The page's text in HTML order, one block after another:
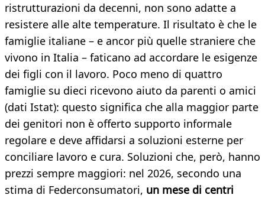
ristrutturazioni da decenni, non sono adatte a
resistere alle alte temperature. Il risultato è che le
famiglie italiane – e ancor più quelle straniere che
vivono in Italia – faticano ad accordare le esigenze
dei figli con il lavoro. Poco meno di quattro
famiglie su dieci ricevono aiuto da parenti o amici
(dati Istat): questo significa che alla maggior parte
dei genitori non è offerto supporto informale
regolare e deve affidarsi a soluzioni esterne per
conciliare lavoro e cura. Soluzioni che, però, hanno
prezzi sempre maggiori: nel 2026, secondo una
stima di Federconsumatori, un mese di centri